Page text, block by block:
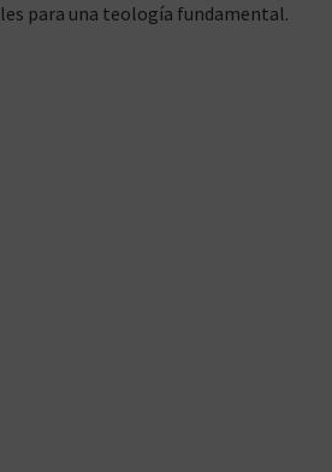
para una teología fundamental.